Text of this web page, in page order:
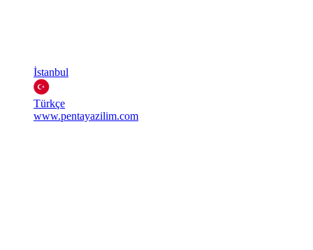
İstanbul
Türkçe
www.pentayazilim.com